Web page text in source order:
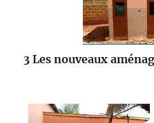
3 Les nouveaux